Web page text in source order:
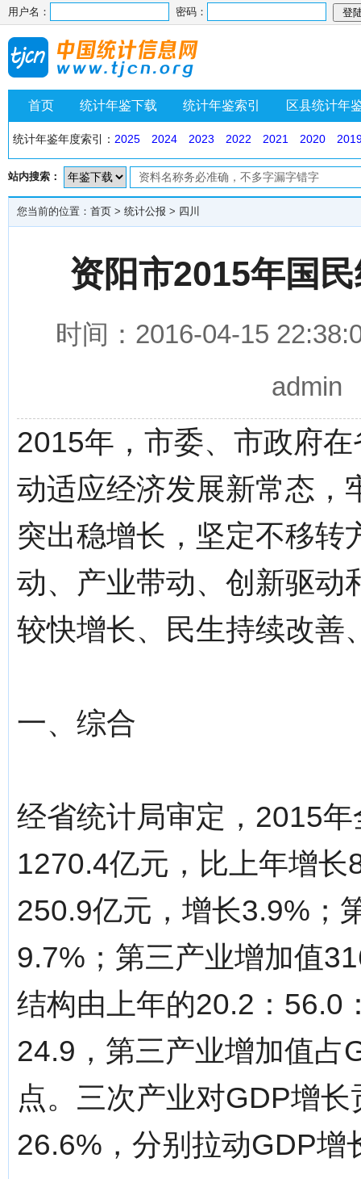
用户名： 密码：
首页 统计年鉴下载 统计年鉴索引 区县统计年
统计年鉴年度索引： 2025 2024 2023 2022 2021 2020
站内搜索：
您当前的位置： 首页 > 统计公报 > 四川
资阳市2015年国
时间：2016-04-15
admin
2015年，市委、市政府
动适应经济发展新常态，
突出稳增长，坚定不移转
动、产业带动、创新驱动
较快增长、民生持续改善
一、综合
经省统计局审定，2015
1270.4亿元，比上年增
250.9亿元，增长3.9%；
9.7%；第三产业增加值
结构由上年的20.2：56.0
24.9，第三产业增加值占
点。三次产业对GDP增
26.6%，分别拉动GDP增